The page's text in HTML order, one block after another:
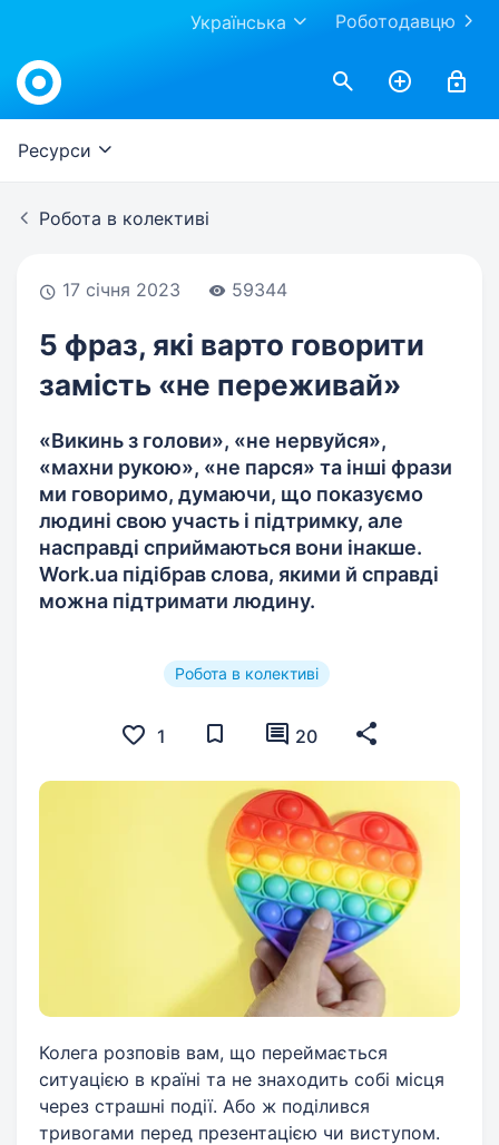
Роботодавцю
Українська
Work.ua
Ресурси
Робота в колективі
17 січня 2023 59344
5 фраз, які варто говорити
замість «не переживай»
«Викинь з голови», «не нервуйся»,
«махни рукою», «не парся» та інші фрази
ми говоримо, думаючи, що показуємо
людині свою участь і підтримку, але
насправді сприймаються вони інакше.
Work.ua підібрав слова, якими й справді
можна підтримати людину.
Робота в колективі
1 20
Колега розповів вам, що переймається
ситуацією в країні та не знаходить собі місця
через страшні події. Або ж поділився
тривогами перед презентацією чи виступом.